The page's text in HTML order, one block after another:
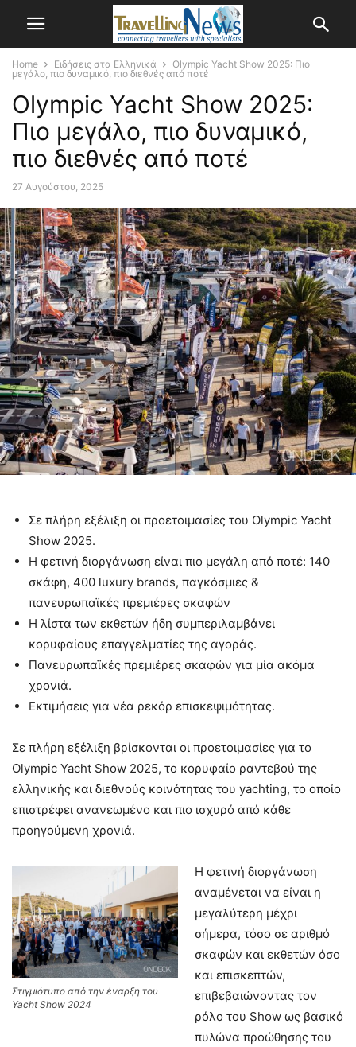
Home Ειδήσεις στα Ελληνικά
Olympic Yacht Show 2025: Πιο
μεγάλο, πιο δυναμικό, πιο διεθνές από ποτέ
Olympic Yacht Show 2025:
Πιο μεγάλο, πιο δυναμικό,
πιο διεθνές από ποτέ
27 Αυγούστου, 2025
Σε πλήρη εξέλιξη οι προετοιμασίες του Olympic Yacht
Show 2025.
Η φετινή διοργάνωση είναι πιο μεγάλη από ποτέ: 140
σκάφη, 400 luxury brands, παγκόσμιες &
πανευρωπαϊκές πρεμιέρες σκαφών
Η λίστα των εκθετών ήδη συμπεριλαμβάνει
κορυφαίους επαγγελματίες της αγοράς.
Πανευρωπαϊκές πρεμιέρες σκαφών για μία ακόμα
χρονιά.
Εκτιμήσεις για νέα ρεκόρ επισκεψιμότητας.
Σε πλήρη εξέλιξη βρίσκονται οι προετοιμασίες για το
Olympic Yacht Show 2025, το κορυφαίο ραντεβού της
ελληνικής και διεθνούς κοινότητας του yachting, το οποίο
επιστρέφει ανανεωμένο και πιο ισχυρό από κάθε
προηγούμενη χρονιά.
Στιγμιότυπο από την έναρξη του
Yacht Show 2024
Η φετινή διοργάνωση
αναμένεται να είναι η
μεγαλύτερη μέχρι
σήμερα, τόσο σε αριθμό
σκαφών και εκθετών όσο
και επισκεπτών,
επιβεβαιώνοντας τον
ρόλο του Show ως βασικό
πυλώνα προώθησης του